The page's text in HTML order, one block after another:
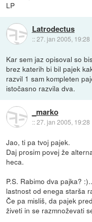
LP
Latrodectus
::27. jan 2005, 19:28
Kar sem jaz opisoval so
brez katerih bi bil pajek
razvil 1 sam kompleten
istočasno razvila dva.
_marko
::27. jan 2005, 19:28
Jao, ti pa tvoj pajek.
Daj prosim povej že
heca.
P.S. Rabimo dva pajka?
lastnost od enega starša
Če pa misliš, da pajek
živeti in se razmnoževati